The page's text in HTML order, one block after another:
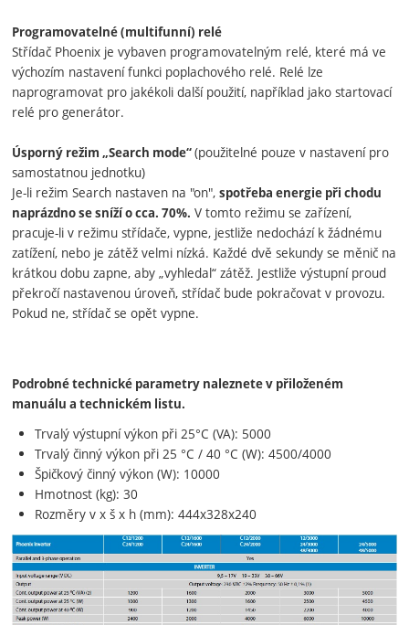
Programovatelné (multifunní) relé
Střídač Phoenix je vybaven programovatelným relé, které má ve
výchozím nastavení funkci poplachového relé. Relé lze
naprogramovat pro jakékoli další použití, například jako startovací
relé pro generátor.
Úsporný režim „Search mode“(použitelné pouze v nastavení pro
samostatnou jednotku)
Je-li režim Search nastaven na "on",spotřeba energie při chodu
naprázdno se sníží o cca. 70%. V tomto režimu se zařízení,
pracuje-li v režimu střídače, vypne, jestliže nedochází k žádnému
zatížení, nebo je zátěž velmi nízká. Každé dvě sekundy se měnič na
krátkou dobu zapne, aby „vyhledal“ zátěž. Jestliže výstupní proud
překročí nastavenou úroveň, střídač bude pokračovat v provozu.
Pokud ne, střídač se opět vypne.
Podrobné technické parametry naleznete v přiloženém
manuálu a technickém listu.
Trvalý výstupní výkon při 25°C (VA): 5000
Trvalý činný výkon při 25 °C / 40 °C (W): 4500/4000
Špičkový činný výkon (W): 10000
Hmotnost (kg): 30
Rozměry v x š x h (mm): 444x328x240